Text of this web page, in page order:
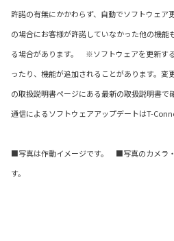
許諾の有無にかかわらず、自動でソフトウェア
の場合にお客様が許諾していなかった他の機
る場合があります。 ※ソフトウェアを更新す
ったり、機能が追加されることがあります。
の取扱説明書ページにある最新の取扱説明書
通信によるソフトウェアアップデートはT-
■写真は作動イメージです。 ■写真のカメラ
す。